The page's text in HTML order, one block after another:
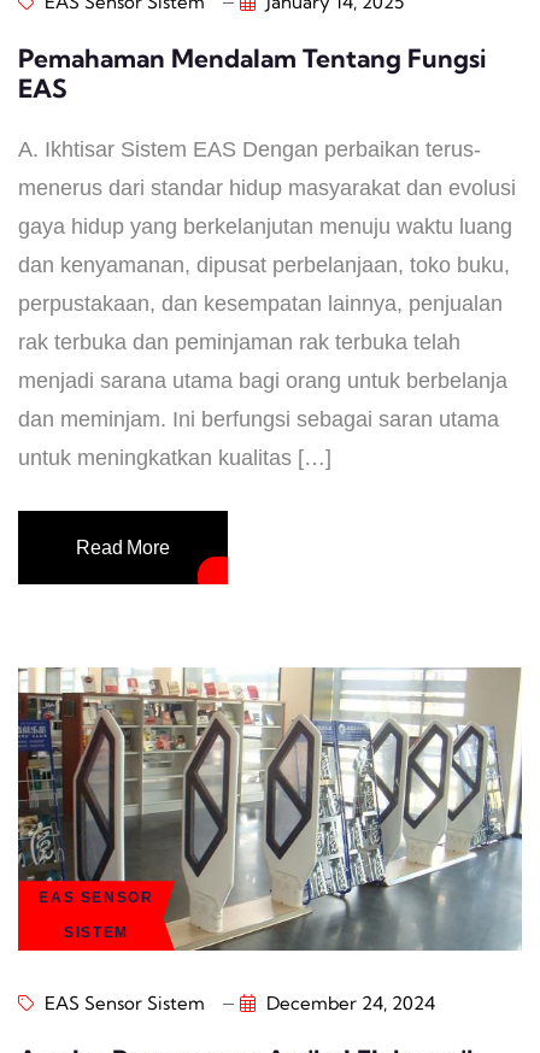
Pemahaman Mendalam Tentang Fungsi
EAS
A. Ikhtisar Sistem EAS Dengan perbaikan terus-
menerus dari standar hidup masyarakat dan evolusi
gaya hidup yang berkelanjutan menuju waktu luang
dan kenyamanan, dipusat perbelanjaan, toko buku,
perpustakaan, dan kesempatan lainnya, penjualan
rak terbuka dan peminjaman rak terbuka telah
menjadi sarana utama bagi orang untuk berbelanja
dan meminjam. Ini berfungsi sebagai saran utama
untuk meningkatkan kualitas […]
Read More
EAS SENSOR
SISTEM
EAS Sensor Sistem December 24, 2024